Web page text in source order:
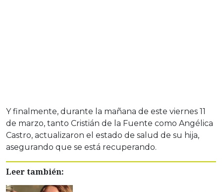
Y finalmente, durante la mañana de este viernes 11
de marzo, tanto Cristián de la Fuente como Angélica
Castro, actualizaron el estado de salud de su hija,
asegurando que se está recuperando.
Leer también: